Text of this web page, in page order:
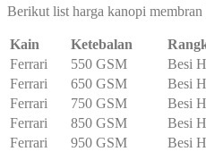
Berikut list harga kanopi membran
Kain Ketebalan
Ferrari
550 GSM Besi
Ferrari
650 GSM Besi
Ferrari
750 GSM Besi
Ferrari
850 GSM Besi
Ferrari
950 GSM Besi